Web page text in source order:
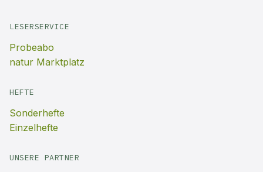
LESERSERVICE
Probeabo
natur Marktplatz
HEFTE
Sonderhefte
Einzelhefte
UNSERE PARTNER